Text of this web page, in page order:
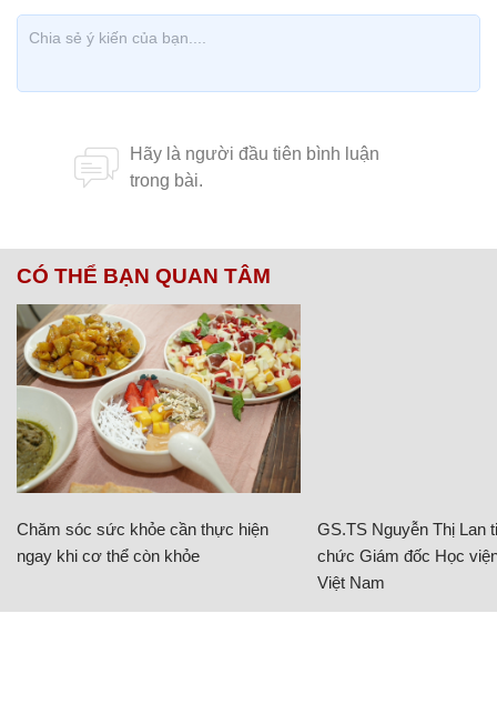
CÓ THỂ BẠN QUAN TÂM
Chăm sóc sức khỏe cần thực hiện
ngay khi cơ thể còn khỏe
GS.TS Nguyễn Thị Lan
chức Giám đốc Học
Việt Nam